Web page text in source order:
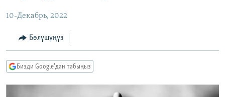
МАДАНИЯТ
ТВ ПРОГРАММАЛАР
БҮГҮН АЗАТТЫКТА
ПОДКАСТ
Русский
10-Декабрь, 2022
Бөлүшүңүз
Бизди Google'дан табыңыз